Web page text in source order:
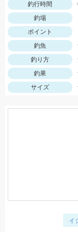
釣行時間
釣場
ポイント
釣魚
釣り方
釣果
サイズ
イ